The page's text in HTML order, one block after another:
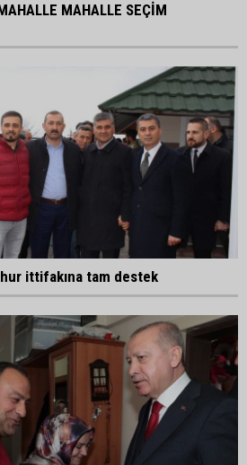
MAHALLE SEÇİM
ittifakına tam destek